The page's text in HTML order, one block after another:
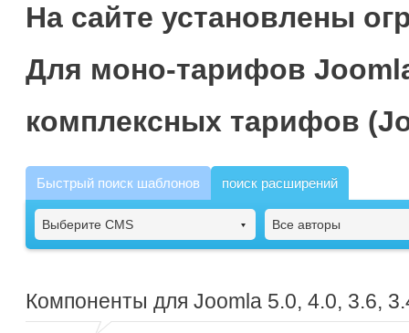
На сайте установлены
Для моно-тарифов
комплексных тарифов
Быстрый поиск шаблонов поиск расширений
Выберите CMS Все авторы
Компоненты для Joomla 5.0, 4.0, 3.6,